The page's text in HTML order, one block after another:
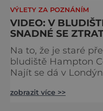
VÝLETY ZA POZNÁNÍM
VIDEO: V
SNADNÉ SE
Na to, že je staré
bludiště Hampton
Najít se dá v
země ho mezi lety
zobrazit více >>